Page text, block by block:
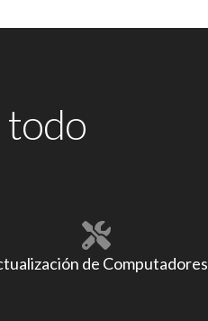
todo
de Computadores